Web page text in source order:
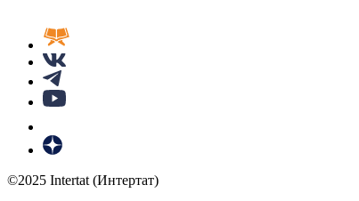
©2025 Intertat (Интертат)